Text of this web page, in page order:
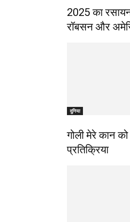
2025 का
रॉबसन और
दुनिया
गोली मेरे कान
प्रतिक्रिया